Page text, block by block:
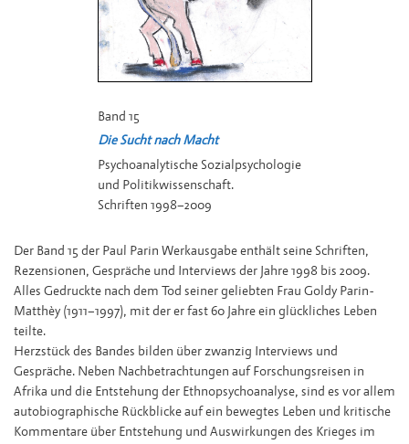
Band 15
Die Sucht nach Macht
Psychoanalytische Sozialpsychologie
und Politikwissenschaft.
Schriften 1998−2009
Der Band 15 der Paul Parin Werkausgabe enthält seine Schriften,
Rezensionen, Gespräche und Interviews der Jahre 1998 bis 2009.
Alles Gedruckte nach dem Tod seiner geliebten Frau Goldy Parin-
Matthèy (1911−1997), mit der er fast 60 Jahre ein glückliches Leben
teilte.
Herzstück des Bandes bilden über zwanzig Interviews und
Gespräche. Neben Nachbetrachtungen auf Forschungsreisen in
Afrika und die Entstehung der Ethnopsychoanalyse, sind es vor allem
autobiographische Rückblicke auf ein bewegtes Leben und kritische
Kommentare über Entstehung und Auswirkungen des Krieges im